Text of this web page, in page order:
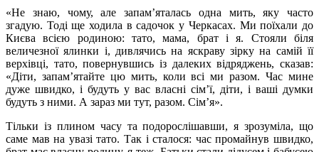
«Не знаю, чому, але запам’яталась одна мить, яку часто
згадую. Тоді ще ходила в садочок у Черкасах. Ми поїхали до
Києва всією родиною: тато, мама, брат і я. Стояли біля
величезної ялинки і, дивлячись на яскраву зірку на самій її
верхівці, тато, повернувшись із далеких відряджень, сказав:
«Діти, запам’ятайте цю мить, коли всі ми разом. Час мине
дуже швидко, і будуть у вас власні сім’ї, діти, і ваші думки
будуть з ними. А зараз ми тут, разом. Сім’я».
Тільки із плином часу та подорослішавши, я зрозуміла, що
саме мав на увазі тато. Так і сталося: час промайнув швидко,